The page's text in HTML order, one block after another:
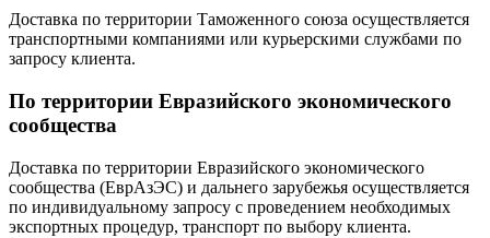
Доставка по территории Таможенного союза осуществляется
транспортными компаниями или курьерскими службами по
запросу клиента.
По территории Евразийского экономического
сообщества
Доставка по территории Евразийского экономического
сообщества (ЕврАзЭС) и дальнего зарубежья осуществляется
по индивидуальному запросу с проведением необходимых
экспортных процедур, транспорт по выбору клиента.